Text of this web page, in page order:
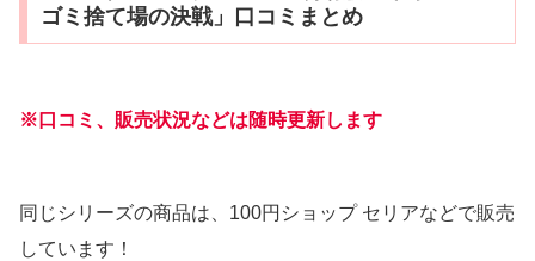
ゴミ捨て場の決戦」口コミまとめ
※口コミ、販売状況などは随時更新します
同じシリーズの商品は、100円ショップ セリアなどで販売
しています！